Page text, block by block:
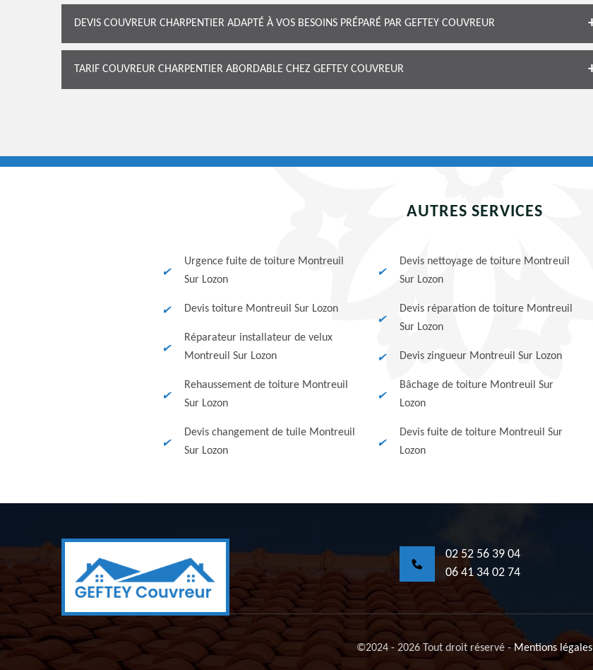
DEVIS COUVREUR CHARPENTIER ADAPTÉ À VOS BESOINS PRÉPARÉ PAR GEFTEY COUVREUR
TARIF COUVREUR CHARPENTIER ABORDABLE CHEZ GEFTEY COUVREUR
AUTRES SERVICES
Urgence fuite de toiture Montreuil
Sur Lozon
Devis toiture Montreuil Sur Lozon
Réparateur installateur de velux
Montreuil Sur Lozon
Rehaussement de toiture Montreuil
Sur Lozon
Devis changement de tuile Montreuil
Sur Lozon
Devis nettoyage de toiture Montreuil
Sur Lozon
Devis réparation de toiture Montreuil
Sur Lozon
Devis zingueur Montreuil Sur Lozon
Bâchage de toiture Montreuil Sur
Lozon
Devis fuite de toiture Montreuil Sur
Lozon
02 52 56 39 04
06 41 34 02 74
©2024 - 2026 Tout droit réservé -Mentions légales